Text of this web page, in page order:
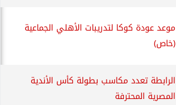
موعد عودة كوكا لتدريبات الأهلي الجماعية
(خاص)
الرابطة تعدد مكاسب بطولة كأس الأندية
المصرية المحترفة